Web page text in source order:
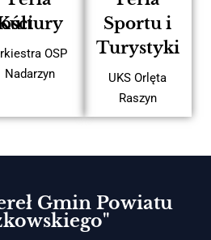
OSP
Nadarzyn
Sportu i
Turystyki
UKS Orlęta
Raszyn
Gmin Powiatu